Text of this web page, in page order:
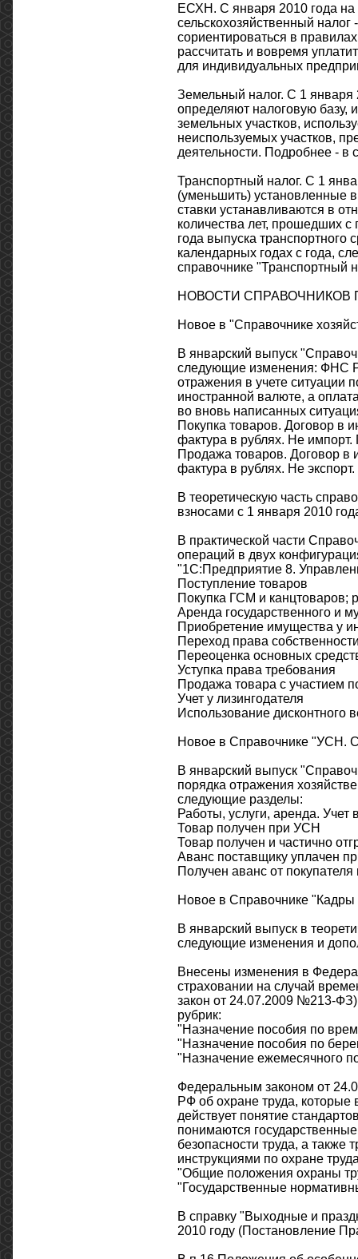
ЕСХН. С января 2010 года
сельскохозяйственный
сориентироваться в
рассчитать и вовремя
для индивидуальных
Земельный налог. С 1 января
определяют налоговую базу,
земельных участков,
неиспользуемых участков,
деятельности. Подробнее - в
Транспортный налог. С 1
(уменьшить) установленные
ставки устанавливаются в
количества лет, прошедших с
года выпуска транспортного
календарных годах с года,
справочнике "Транспортный
НОВОСТИ СПРАВОЧНИКОВ
Новое в "Справочнике
В январский выпуск
следующие изменения: ФНС
отражения в учете ситуации
иностранной валюте, а
во вновь написанных
Покупка товаров. Договор в
фактура в рублях. Не импорт.
Продажа товаров. Договор в
фактура в рублях. Не
В теоретическую часть
взносами с 1 января 2010
В практической части
операций в двух
"1С:Предприятие 8.
Поступление товаров
Покупка ГСМ и канцтоваров;
Аренда государственного и
Приобретение имущества у
Переход права
Переоценка основных
Уступка права требования
Продажа товара с участием
Учет у лизингодателя
Использование дисконтного
Новое в Справочнике "УСН.
В январский выпуск
порядка отражения
следующие разделы:
Работы, услуги, аренда.
Товар получен при УСН
Товар получен и частично
Аванс поставщику уплачен
Получен аванс от
Новое в Справочнике "Кадры
В январский выпуск в
следующие изменения и
Внесены изменения в
страховании на случай
закон от 24.07.2009 №213-
рубрик:
"Назначение пособия по
"Назначение пособия по
"Назначение ежемесячного
Федеральным законом от
РФ об охране труда, которые
действует понятие
понимаются
безопасности труда, а
инструкциями по охране
"Общие положения охраны
"Государственные
В справку "Выходные и
2010 году (Постановление